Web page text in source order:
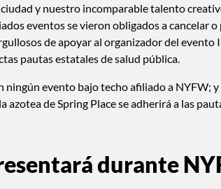
y nuestro incomparable talento
eventos se vieron obligados a cancelar
de apoyar al organizador del evento
pautas estatales de salud pública.
ningún evento bajo techo afiliado a NYFW;
azotea de Spring Place se adherirá a las
durante